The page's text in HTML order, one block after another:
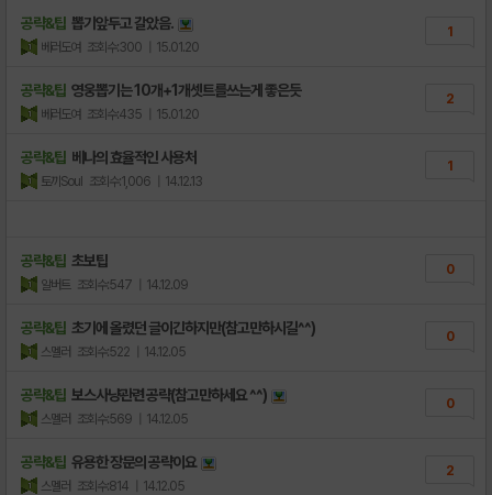
공략&팁 뽑기앞두고 갈았음.
베러도여 조회수:300 | 15.01.20
1
공략&팁 영웅뽑기는 10개+1개셋트를쓰는게 좋은듯
베러도여 조회수:435 | 15.01.20
2
공략&팁 베나의 효율적인 사용처
토끼Soul 조회수:1,006 | 14.12.13
1
공략&팁 초보팁
알버트 조회수:547 | 14.12.09
0
공략&팁 초기에 올렸던 글이긴하지만(참고만하시길^^)
스멜러 조회수:522 | 14.12.05
0
공략&팁 보스사냥관련 공략(참고만하세요 ^^)
스멜러 조회수:569 | 14.12.05
0
공략&팁 유용한 장문의 공략이요
스멜러 조회수:814 | 14.12.05
2